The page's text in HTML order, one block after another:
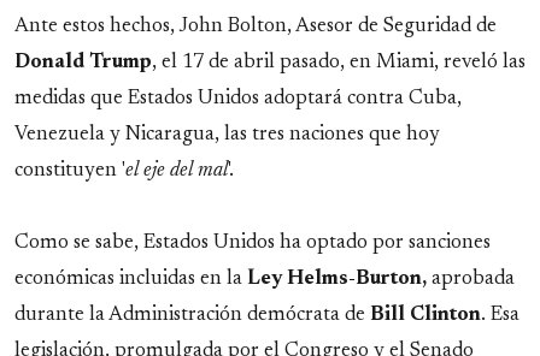
Ante estos hechos, John Bolton, Asesor de Seguridad de
Donald Trump, el 17 de abril pasado, en Miami, reveló las
medidas que Estados Unidos adoptará contra Cuba,
Venezuela y Nicaragua, las tres naciones que hoy
constituyen 'el eje del mal'.
Como se sabe, Estados Unidos ha optado por sanciones
económicas incluidas en la Ley Helms-Burton, aprobada
durante la Administración demócrata de Bill Clinton. Esa
legislación, promulgada por el Congreso y el Senado